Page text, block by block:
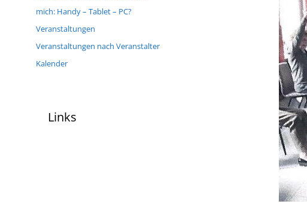
mich: Handy – Tablet – PC?
Veranstaltungen
Veranstaltungen nach Veranstalter
Kalender
Links